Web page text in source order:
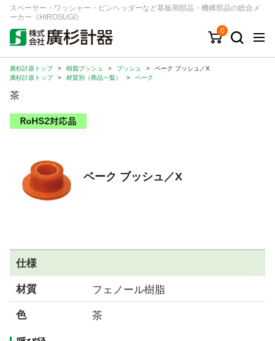
スペーサー・ワッシャー・ピンヘッダーなど基板用部品・機構部品の総合メ
ーカー《HIROSUGI》
0
キーワード 品番/シリーズ
商品カテゴリから探す
ログイン
会社情報
廣杉計器トップ > 樹脂ブッシュ > ブッシュ >
ベーク ブッシュ／X
廣杉計器トップ
> 材質別（商品一覧） > ベーク
茶
ベーク ブッシュ／X
仕様
材質
フェノール樹脂
色 茶